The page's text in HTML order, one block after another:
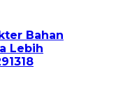
Bahan
Lebih